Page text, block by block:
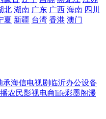
北 湖南 广东 广西 海南 四川
夏 新疆 台湾 香港 澳门
承海信电视剧 临沂办公设备
农民影视电商life彩墨阁漫